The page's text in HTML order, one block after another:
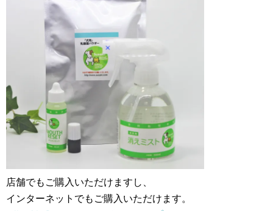
店舗でもご購入いただけますし、
インターネットでもご購入いただけます。